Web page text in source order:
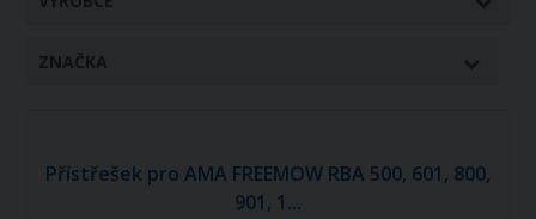
ZNAČKA
Přístřešek pro AMA FREEMOW RBA 500, 601, 800,
901, 1...